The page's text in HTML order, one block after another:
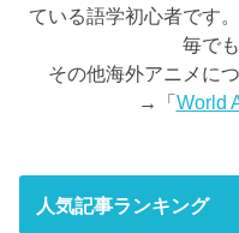
ている語学初心者です
毎で
その他海外アニメに
→「World
人気記事ランキング